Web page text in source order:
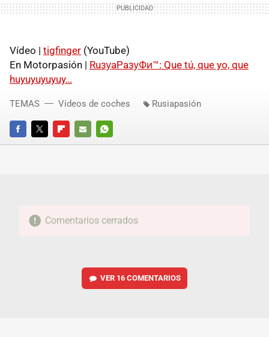
Vídeo | tigfinger (YouTube)
En Motorpasión | RuзуaPaзуФи™: Que tú, que yo, que
huyuyuyuyuy…
FACEBOOKTWITTERFLIPBOARD
E-
WHATSAPP
TEMAS Vídeos de coches Rusiapasión
Comentarios cerrados
VER 16 COMENTARIOS